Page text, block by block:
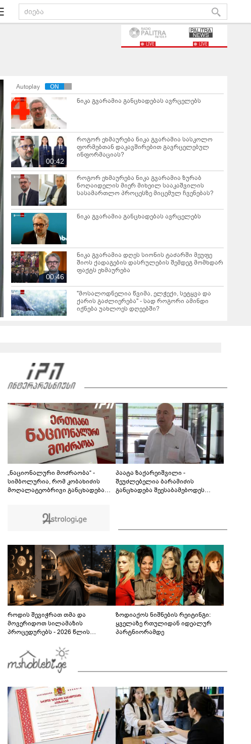
LIVE LIVE
Autoplay
ნიკა გვარამია განცხადებას ავრცელებს
00:42
როგორ ეხმაურება ნიკა გვარამია სასკოლო
ფორმებთან დაკავშირებით გავრცელებულ
ინფორმაციას?
როგორ ეხმაურება ნიკა გვარამია ზურაბ
ნოღაიდელის მიერ მიხეილ სააკაშვილის
სასამართლო პროცესზე მიცემულ ჩვენებას?
ნიკა გვარამია განცხადებას ავრცელებს
00:46
ნიკა გვარამია დღეს სიონის ტაძარში მეუფე
შიოს ქადაგების დასრულების შემდეგ მომხდარ
ფაქტს ეხმაურება
"მოსალოდნელია წვიმა, ელჭექი, სეტყვა და
ქარის გაძლიერება" - სად როგორი ამინდი
იქნება უახლოეს დღეებში?
დღეს" - რა ვიდეო ვრცელდება სოციალურ
00:20
"ზღვამ კიდევ ერთი ჭურვი გამორიყა" - რა
კადრები ვრცელდება სოციალურ ქსელში?
სექტემბრიდან ამოქმედდება და 60 წელს
გადაცილებულ პირებს შეეხებათ! -
საქართველოს ეროვნული ბანკი განცხადებას
ავრცელებს
„ნაციონალური მოძრაობა“ -
სიმბოლურია, რომ კობახიძის
მოღალატეობრივი განცხადება
გმირების მემორიალზე გაკეთდა
პაატა ზაქარეიშვილი -
შეუძლებელია ბარამიძის
განცხადება შეესაბამებოდეს
როდის შევიჭრათ თმა და
მოვერიდოთ სილამაზის
პროცედურებს - 2026 წლის
გზამკვლევი
ზოდიაქოს ნიშნების რეიტინგი:
ყველაზე რთულიდან იდეალურ
პარტნიორამდე